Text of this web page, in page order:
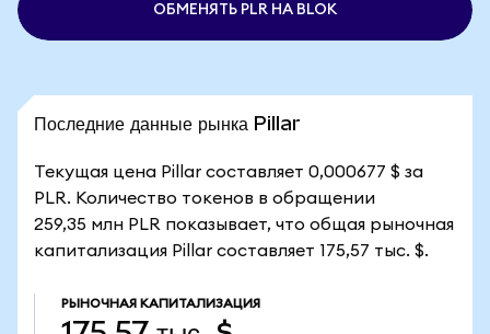
ОБМЕНЯТЬ PLR НА BLOK
Последние данные рынка Pillar
Текущая цена Pillar составляет 0,000677 $ за
PLR. Количество токенов в обращении
259,35 млн PLR показывает, что общая рыночная
капитализация Pillar составляет 175,57 тыс. $.
РЫНОЧНАЯ КАПИТАЛИЗАЦИЯ